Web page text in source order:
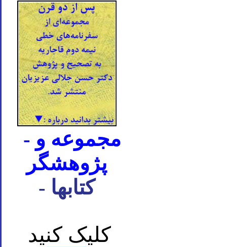
- مجموعه و
پژوهشگر
- کتابها
کلیک کنید